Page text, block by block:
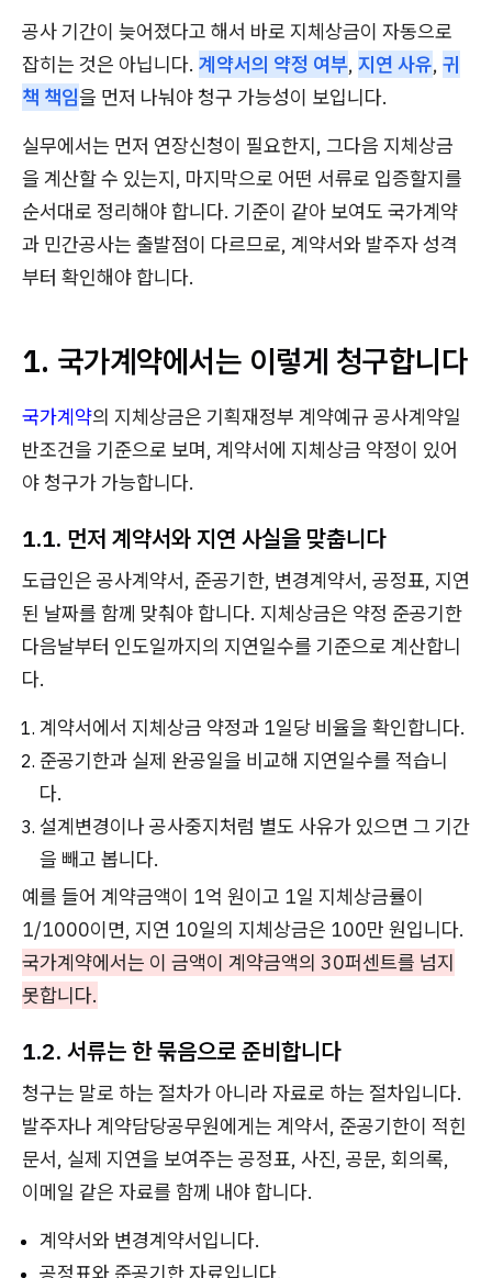
공사 기간이 늦어졌다고 해서 바로 지체상금이 자동으로
잡히는 것은 아닙니다. 계약서의 약정 여부, 지연 사유, 귀
책 책임을 먼저 나눠야 청구 가능성이 보입니다.
실무에서는 먼저 연장신청이 필요한지, 그다음 지체상금
을 계산할 수 있는지, 마지막으로 어떤 서류로 입증할지를
순서대로 정리해야 합니다. 기준이 같아 보여도 국가계약
과 민간공사는 출발점이 다르므로, 계약서와 발주자 성격
부터 확인해야 합니다.
1. 국가계약에서는 이렇게 청구합니다
국가계약의 지체상금은 기획재정부 계약예규 공사계약일
반조건을 기준으로 보며, 계약서에 지체상금 약정이 있어
야 청구가 가능합니다.
1.1. 먼저 계약서와 지연 사실을 맞춥니다
도급인은 공사계약서, 준공기한, 변경계약서, 공정표, 지연
된 날짜를 함께 맞춰야 합니다. 지체상금은 약정 준공기한
다음날부터 인도일까지의 지연일수를 기준으로 계산합니
다.
계약서에서 지체상금 약정과 1일당 비율을 확인합니다.
준공기한과 실제 완공일을 비교해 지연일수를 적습니
다.
설계변경이나 공사중지처럼 별도 사유가 있으면 그 기간
을 빼고 봅니다.
예를 들어 계약금액이 1억 원이고 1일 지체상금률이
1/1000이면, 지연 10일의 지체상금은 100만 원입니다.
국가계약에서는 이 금액이 계약금액의 30퍼센트를 넘지
못합니다.
1.2. 서류는 한 묶음으로 준비합니다
청구는 말로 하는 절차가 아니라 자료로 하는 절차입니다.
발주자나 계약담당공무원에게는 계약서, 준공기한이 적힌
문서, 실제 지연을 보여주는 공정표, 사진, 공문, 회의록,
이메일 같은 자료를 함께 내야 합니다.
계약서와 변경계약서입니다.